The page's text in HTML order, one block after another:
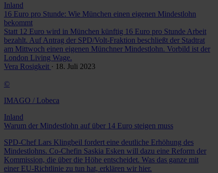
Inland
16 Euro pro Stunde: Wie München einen eigenen Mindestlohn
bekommt
Statt 12 Euro wird in München künftig 16 Euro pro Stunde Arbeit
bezahlt. Auf Antrag der SPD/Volt-Fraktion beschließt der Stadtrat
am Mittwoch einen eigenen Münchner Mindestlohn. Vorbild ist der
London Living Wage.
Vera Rosigkeit · 18. Juli 2023
©
IMAGO / Lobeca
Inland
Warum der Mindestlohn auf über 14 Euro steigen muss
SPD-Chef Lars Klingbeil fordert eine deutliche Erhöhung des
Mindestlohns. Co-Chefin Saskia Esken will dazu eine Reform der
Kommission, die über die Höhe entscheidet. Was das ganze mit
einer EU-Richtlinie zu tun hat, erklären wir hier.